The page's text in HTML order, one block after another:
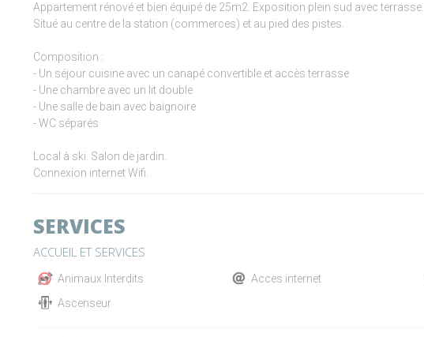
Appartement rénové et bien équipé de 25m2. Exposition plein sud avec terrasse.
Situé au centre de la station (commerces) et au pied des pistes.
Composition :
- Un séjour cuisine avec un canapé convertible et accès terrasse
- Une chambre avec un lit double
- Une salle de bain avec baignoire
- WC séparés
Local à ski. Salon de jardin.
Connexion internet Wifi.
SERVICES
ACCUEIL ET SERVICES
Animaux Interdits Acces internet
Ascenseur